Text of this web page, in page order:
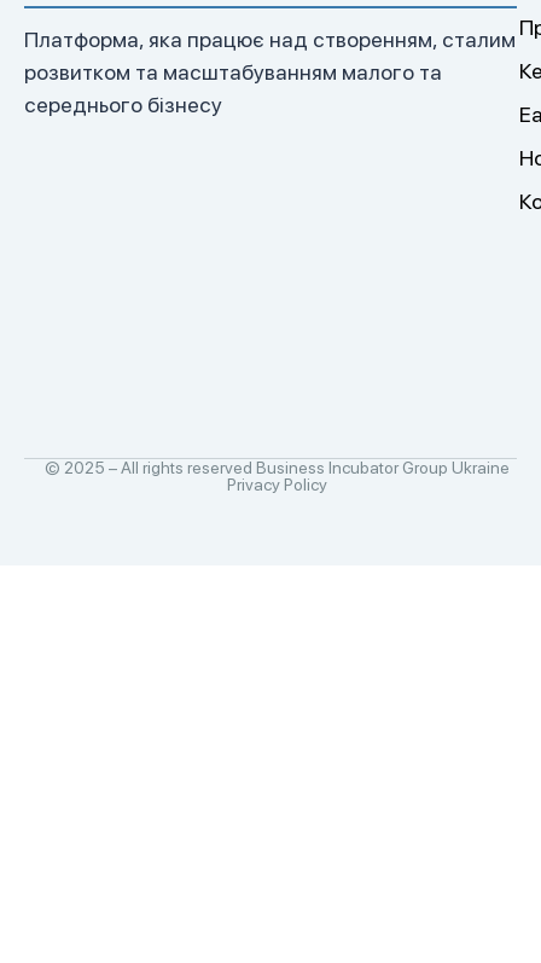
Платформа, яка працює над створенням, сталим
розвитком та масштабуванням малого та
середнього бізнесу
© 2025 – All rights reserved Business Incubator Group Ukraine
Privacy Policy